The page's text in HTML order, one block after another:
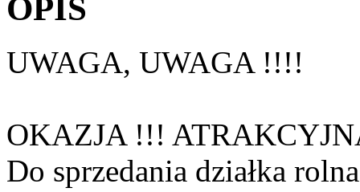
OPIS
UWAGA, UWAGA !!!!
OKAZJA !!!
Do sprzedania działka